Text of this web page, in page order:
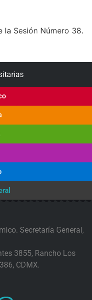
Sesión Número 38.
Secretaría General,
3855, Rancho Los
CDMX.